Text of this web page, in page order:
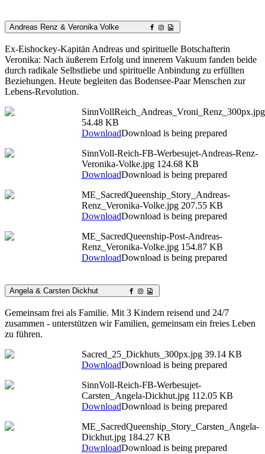
Andreas Renz & Veronika​ Volke
Ex-Eishockey-Kapitän Andreas und spirituelle Botschafterin
Veronika: Nach äußerem Erfolg und innerem Vakuum fanden beide
durch radikale Selbstliebe und spirituelle Anbindung zu erfüllten
Beziehungen. Heute begleiten das Bodensee-Paar Menschen zur
Lebens-Revolution.
SinnVollReich_Andreas_Vroni_Renz_300px.jpg
54.48 KB
DownloadDownload is being prepared
SinnVoll-Reich-FB-Werbesujet-Andreas-Renz-
Veronika-Volke.jpg 124.68 KB
DownloadDownload is being prepared
ME_SacredQueenship_Story_Andreas-
Renz_Veronika-Volke.jpg 207.55 KB
DownloadDownload is being prepared
ME_SacredQueenship-Post-Andreas-
Renz_Veronika-Volke.jpg 154.87 KB
DownloadDownload is being prepared
Angela & Carsten Dickhut
Gemeinsam frei als Familie. Mit 3 Kindern reisend und 24/7
zusammen - unterstützen wir Familien, gemeinsam ein freies Leben
zu führen.
Sacred_25_Dickhuts_300px.jpg 39.14 KB
DownloadDownload is being prepared
SinnVoll-Reich-FB-Werbesujet-
Carsten_Angela-Dickhut.jpg 112.05 KB
DownloadDownload is being prepared
ME_SacredQueenship_Story_Carsten_Angela-
Dickhut.jpg 184.27 KB
DownloadDownload is being prepared